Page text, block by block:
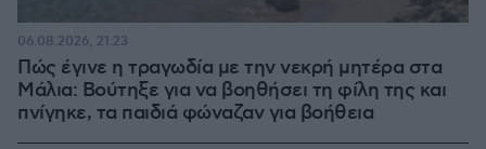
Πώς έγινε η τραγωδία με την νεκρή μητέρα στα
Μάλια: Βούτηξε για να βοηθήσει τη φίλη της και
πνίγηκε, τα παιδιά φώναζαν για βοήθεια
06.08.2026, 21:23